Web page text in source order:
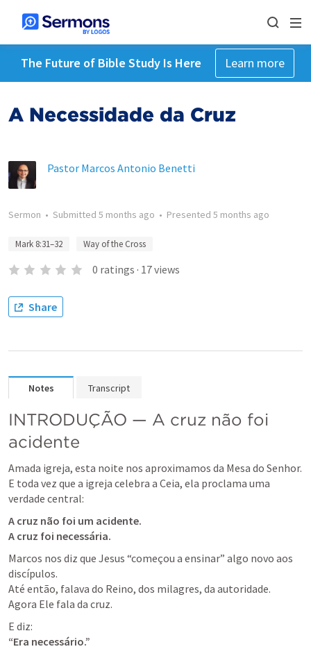
The Future of Bible Study Is Here Learn more
A Necessidade da Cruz
Pastor Marcos Antonio Benetti
Sermon • Submitted 5 months ago • Presented 5 months ago
Mark 8:31–32 Way of the Cross
0 ratings · 17views
Share
Notes Transcript
INTRODUÇÃO — A cruz não foi
acidente
Amada igreja, esta noite nos aproximamos da Mesa do Senhor.
E toda vez que a igreja celebra a Ceia, ela proclama uma
verdade central:
A cruz não foi um acidente.
A cruz foi necessária.
Marcos nos diz que Jesus “começou a ensinar” algo novo aos
discípulos.
Até então, falava do Reino, dos milagres, da autoridade.
Agora Ele fala da cruz.
“Era necessário.”